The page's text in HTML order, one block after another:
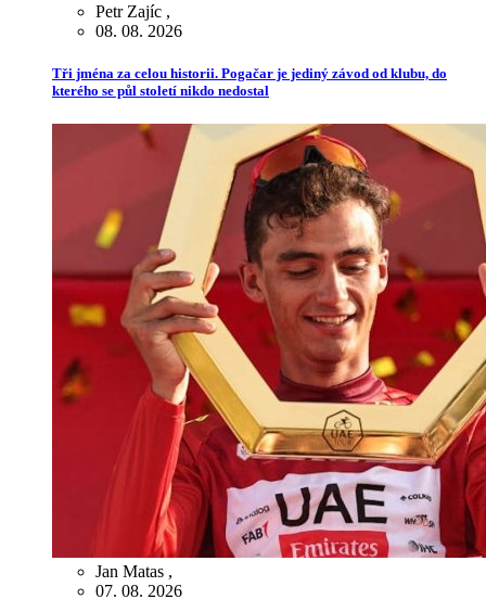
Petr Zajíc ,
08. 08. 2026
Tři jména za celou historii. Pogačar je jediný závod od klubu, do
kterého se půl století nikdo nedostal
Jan Matas ,
07. 08. 2026